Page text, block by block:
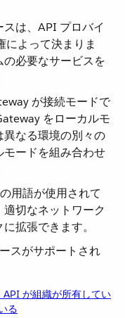
は、API プロバイ
によって決まりま
必要なサービスを
が接続モードで
をローカルモ
なる環境の別々の
ードを組み合わせ
用語が使用されて
切なネットワーク
拡張できます。
スがサポートされ
が組織が所有してい
る